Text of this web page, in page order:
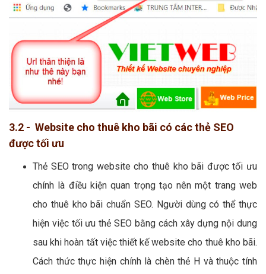
3.2 - Website cho thuê kho bãi có các thẻ SEO
được tối ưu
Thẻ SEO trong website cho thuê kho bãi được tối ưu
chính là điều kiện quan trọng tạo nên một trang web
cho thuê kho bãi chuẩn SEO. Người dùng có thể thực
hiện việc tối ưu thẻ SEO bằng cách xây dựng nội dung
sau khi hoàn tất việc thiết kế website cho thuê kho bãi.
Cách thức thực hiện chính là chèn thẻ H và thuộc tính